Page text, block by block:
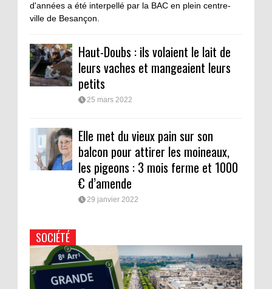
d'années a été interpellé par la BAC en plein centre-
ville de Besançon.
Haut-Doubs : ils volaient le lait de
leurs vaches et mangeaient leurs
petits
25 mars 2022
Elle met du vieux pain sur son
balcon pour attirer les moineaux,
les pigeons : 3 mois ferme et 1000
€ d’amende
29 janvier 2022
SOCIÉTÉ